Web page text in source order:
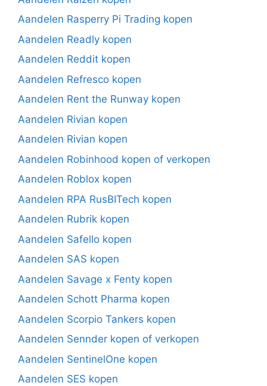
Aandelen Rasperry Pi Trading kopen
Aandelen Readly kopen
Aandelen Reddit kopen
Aandelen Refresco kopen
Aandelen Rent the Runway kopen
Aandelen Rivian kopen
Aandelen Rivian kopen
Aandelen Robinhood kopen of verkopen
Aandelen Roblox kopen
Aandelen RPA RusBITech kopen
Aandelen Rubrik kopen
Aandelen Safello kopen
Aandelen SAS kopen
Aandelen Savage x Fenty kopen
Aandelen Schott Pharma kopen
Aandelen Scorpio Tankers kopen
Aandelen Sennder kopen of verkopen
Aandelen SentinelOne kopen
Aandelen SES kopen